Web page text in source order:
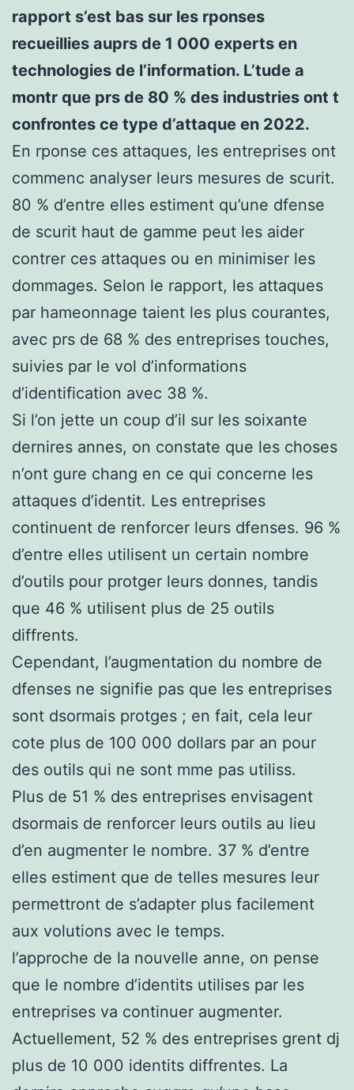
rapport s’est bas sur les rponses
recueillies auprs de 1 000 experts en
technologies de l’information. L’tude a
montr que prs de 80 % des industries ont t
confrontes ce type d’attaque en 2022.
En rponse ces attaques, les entreprises ont
commenc analyser leurs mesures de scurit.
80 % d’entre elles estiment qu’une dfense
de scurit haut de gamme peut les aider
contrer ces attaques ou en minimiser les
dommages. Selon le rapport, les attaques
par hameonnage taient les plus courantes,
avec prs de 68 % des entreprises touches,
suivies par le vol d’informations
d’identification avec 38 %.
Si l’on jette un coup d’il sur les soixante
dernires annes, on constate que les choses
n’ont gure chang en ce qui concerne les
attaques d’identit. Les entreprises
continuent de renforcer leurs dfenses. 96 %
d’entre elles utilisent un certain nombre
d’outils pour protger leurs donnes, tandis
que 46 % utilisent plus de 25 outils
diffrents.
Cependant, l’augmentation du nombre de
dfenses ne signifie pas que les entreprises
sont dsormais protges ; en fait, cela leur
cote plus de 100 000 dollars par an pour
des outils qui ne sont mme pas utiliss.
Plus de 51 % des entreprises envisagent
dsormais de renforcer leurs outils au lieu
d’en augmenter le nombre. 37 % d’entre
elles estiment que de telles mesures leur
permettront de s’adapter plus facilement
aux volutions avec le temps.
l’approche de la nouvelle anne, on pense
que le nombre d’identits utilises par les
entreprises va continuer augmenter.
Actuellement, 52 % des entreprises grent dj
plus de 10 000 identits diffrentes. La